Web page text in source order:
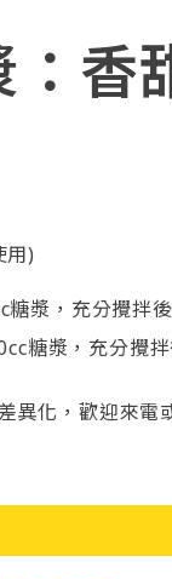
香
用)
漿，充分攪拌
糖漿，充分攪
異化，歡迎來電